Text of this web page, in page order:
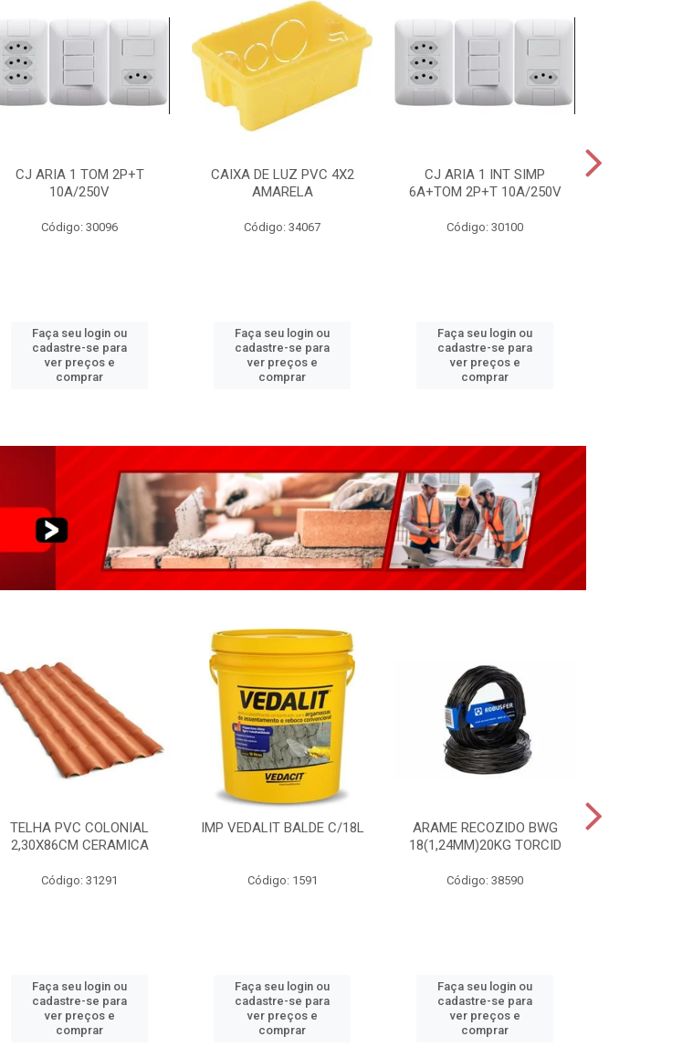
CJ ARIA 1 TOM 2P+T
10A/250V
Código: 30096
Faça seu login ou
cadastre-se para
ver preços e
comprar
CAIXA DE LUZ PVC 4X2
AMARELA
Código: 34067
Faça seu login ou
cadastre-se para
ver preços e
comprar
CJ ARIA 1 INT SIMP
6A+TOM 2P+T 10A/250V
Código: 30100
Faça seu login ou
cadastre-se para
ver preços e
comprar
TELHA PVC COLONIAL
2,30X86CM CERAMICA
Código: 31291
Faça seu login ou
cadastre-se para
ver preços e
comprar
IMP VEDALIT BALDE C/18L
Código: 1591
Faça seu login ou
cadastre-se para
ver preços e
comprar
ARAME RECOZIDO BWG
18(1,24MM)20KG TORCID
Código: 38590
Faça seu login ou
cadastre-se para
ver preços e
comprar